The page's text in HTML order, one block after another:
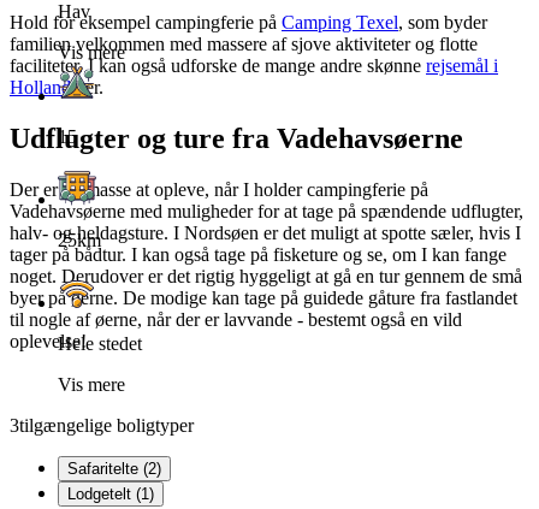
Hold for eksempel campingferie på Camping Texel, som byder
familien velkommen med massere af sjove aktiviteter og flotte
faciliteter. I kan også udforske de mange andre skønne rejsemål i
Hollandher.
Udflugter og ture fra Vadehavsøerne
Der er en masse at opleve, når I holder campingferie på
Vadehavsøerne med muligheder for at tage på spændende udflugter,
halv- og heldagsture. I Nordsøen er det muligt at spotte sæler, hvis I
tager på bådtur. I kan også tage på fisketure og se, om I kan fange
noget. Derudover er det rigtig hyggeligt at gå en tur gennem de små
byer på øerne. De modige kan tage på guidede gåture fra fastlandet
til nogle af øerne, når der er lavvande - bestemt også en vild
oplevelse!
Hav
Vis mere
15
25km
Hele stedet
Vis mere
3tilgængelige boligtyper
Safaritelte (2)
Lodgetelt (1)